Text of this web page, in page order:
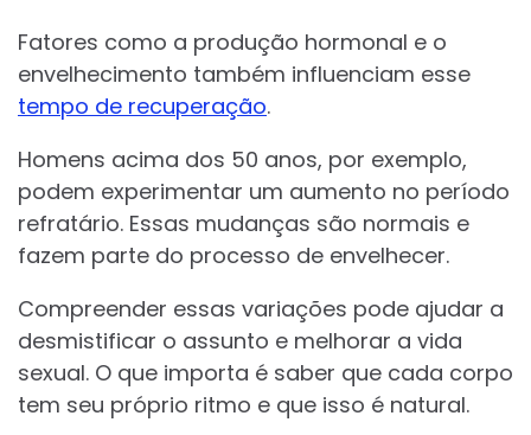
Fatores como a produção hormonal e o
envelhecimento também influenciam esse
tempo de recuperação.
Homens acima dos 50 anos, por exemplo,
podem experimentar um aumento no período
refratário. Essas mudanças são normais e
fazem parte do processo de envelhecer.
Compreender essas variações pode ajudar a
desmistificar o assunto e melhorar a vida
sexual. O que importa é saber que cada corpo
tem seu próprio ritmo e que isso é natural.